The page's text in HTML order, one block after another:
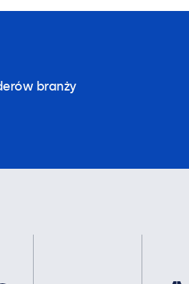
branży